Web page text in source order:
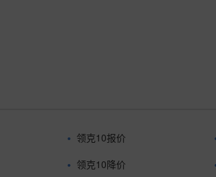
领克10报价
领克10降价